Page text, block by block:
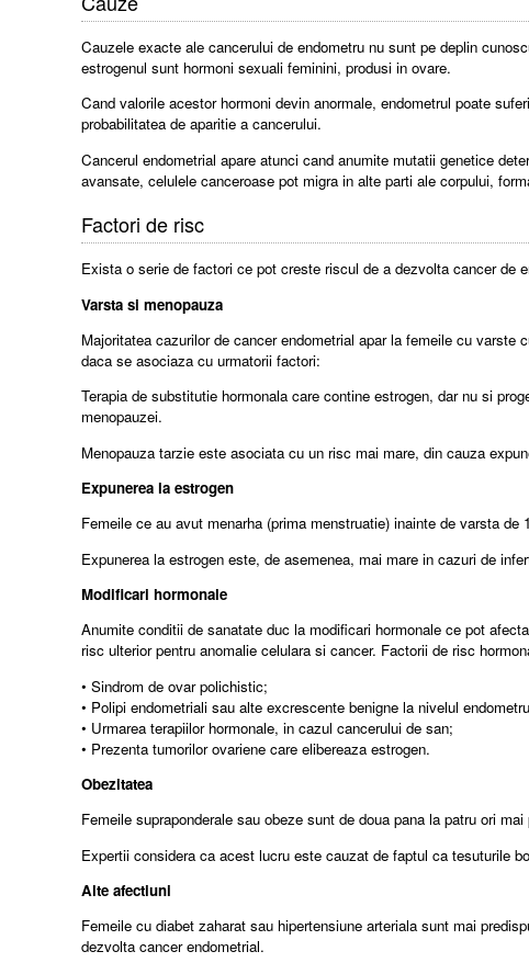
Cauzele exacte ale cancerului de endometru nu sunt pe deplin
estrogenul sunt hormoni sexuali feminini, produsi in ovare.
Cand valorile acestor hormoni devin anormale, endometrul poate
probabilitatea de aparitie a cancerului.
Cancerul endometrial apare atunci cand anumite mutatii genetice
avansate, celulele canceroase pot migra in alte parti ale corpului,
Factori de risc
Exista o serie de factori ce pot creste riscul de a dezvolta cancer de
Varsta si menopauza
Majoritatea cazurilor de cancer endometrial apar la femeile cu
daca se asociaza cu urmatorii factori:
Terapia de substitutie hormonala care contine estrogen, dar nu si
menopauzei.
Menopauza tarzie este asociata cu un risc mai mare, din cauza
Expunerea la estrogen
Femeile ce au avut menarha (prima menstruatie) inainte de varsta
Expunerea la estrogen este, de asemenea, mai mare in cazuri de
Modificari hormonale
Anumite conditii de sanatate duc la modificari hormonale ce pot
risc ulterior pentru anomalie celulara si cancer. Factorii de risc
• Sindrom de ovar polichistic;
• Polipi endometriali sau alte excrescente benigne la nivelul
• Urmarea terapiilor hormonale, in cazul cancerului de san;
• Prezenta tumorilor ovariene care elibereaza estrogen.
Obezitatea
Femeile supraponderale sau obeze sunt de doua pana la patru ori
Expertii considera ca acest lucru este cauzat de faptul ca tesuturile
Alte afectiuni
Femeile cu diabet zaharat sau hipertensiune arteriala sunt mai
dezvolta cancer endometrial.